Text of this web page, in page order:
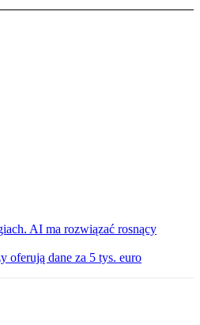
AI ma rozwiązać rosnący
oferują dane za 5 tys. euro